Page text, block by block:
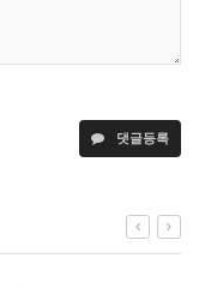
댓글등록